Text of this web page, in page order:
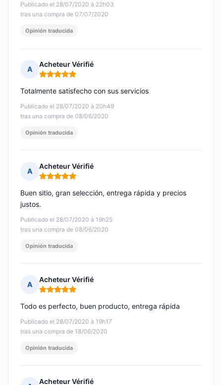
Publicado el 28/07/2020 à 22h03
tras una compra de 07/07/2020
Opinión traducida
A
Acheteur Vérifié
Nota: 5 de 5
Publicado el 28/07/2020 à 20h49
tras una compra de 08/06/2020
Totalmente satisfecho con sus servicios
Opinión traducida
A
Acheteur Vérifié
Nota: 5 de 5
Publicado el 28/07/2020 à 19h25
tras una compra de 08/06/2020
Buen sitio, gran selección, entrega rápida y precios
justos.
Opinión traducida
A
Acheteur Vérifié
Nota: 5 de 5
Publicado el 28/07/2020 à 19h17
tras una compra de 18/06/2020
Todo es perfecto, buen producto, entrega rápida
Opinión traducida
Acheteur Vérifié